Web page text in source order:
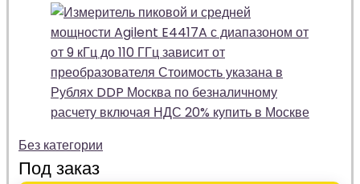
Без категории
Под заказ